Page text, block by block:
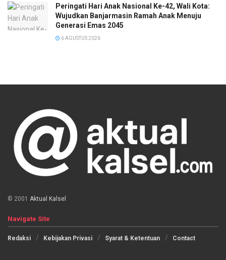
Peringati Hari Anak Nasional Ke-42, Wali Kota:
Wujudkan Banjarmasin Ramah Anak Menuju
Generasi Emas 2045
6 AGUSTUS 2026
© 2001 Aktual Kalsel
Navigate Site
Redaksi Kebijakan Privasi Syarat & Ketentuan Contact